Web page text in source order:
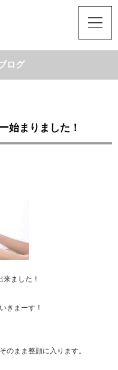
ログ
始まりました！
ました！
きまーす！
のまま整顔に入ります。